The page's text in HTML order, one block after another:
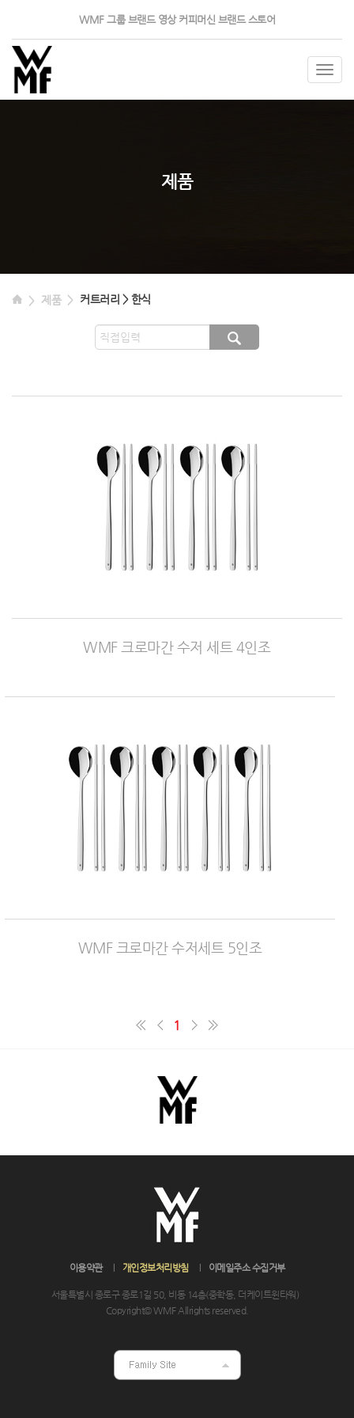
WMF 그룹 브랜드 영상 커피머신 브랜드 스토어
제품
제품 커트러리 > 한식
WMF 크로마간 수저 세트 4인조
WMF 크로마간 수저세트 5인조
1
이용약관 개인정보처리방침 이메일주소 수집거부
서울특별시 종로구 종로1길 50, 비동 14층(중학동, 더케이트윈타워)
Copyright© WMF Allrights reserved.